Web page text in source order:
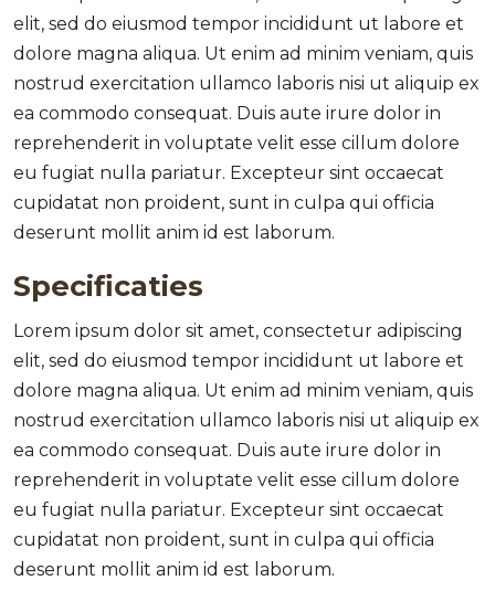
elit, sed do eiusmod tempor incididunt ut labore et
dolore magna aliqua. Ut enim ad minim veniam, quis
nostrud exercitation ullamco laboris nisi ut aliquip ex
ea commodo consequat. Duis aute irure dolor in
reprehenderit in voluptate velit esse cillum dolore
eu fugiat nulla pariatur. Excepteur sint occaecat
cupidatat non proident, sunt in culpa qui officia
deserunt mollit anim id est laborum.
Specificaties
Lorem ipsum dolor sit amet, consectetur adipiscing
elit, sed do eiusmod tempor incididunt ut labore et
dolore magna aliqua. Ut enim ad minim veniam, quis
nostrud exercitation ullamco laboris nisi ut aliquip ex
ea commodo consequat. Duis aute irure dolor in
reprehenderit in voluptate velit esse cillum dolore
eu fugiat nulla pariatur. Excepteur sint occaecat
cupidatat non proident, sunt in culpa qui officia
deserunt mollit anim id est laborum.